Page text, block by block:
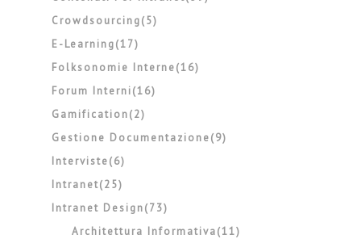
Crowdsourcing(5)
E-Learning(17)
Folksonomie Interne(16)
Forum Interni(16)
Gamification(2)
Gestione Documentazione(9)
Interviste(6)
Intranet(25)
Intranet Design(73)
Architettura Informativa(11)